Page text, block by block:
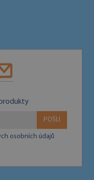
POŠLI
osobních údajů